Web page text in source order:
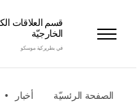
قسم العلاقات
الخارجيّة
في بطريركية موسكو
الصفحة الرئسيّة
أخبار